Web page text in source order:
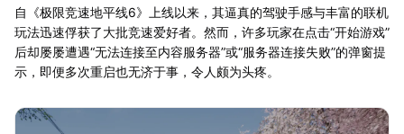
自《极限竞速地平线6》上线以来，其逼真的驾驶手感与丰富的联机
玩法迅速俘获了大批竞速爱好者。然而，许多玩家在点击“开始游戏”
后却屡屡遭遇“无法连接至内容服务器”或“服务器连接失败”的弹窗提
示，即便多次重启也无济于事，令人颇为头疼。